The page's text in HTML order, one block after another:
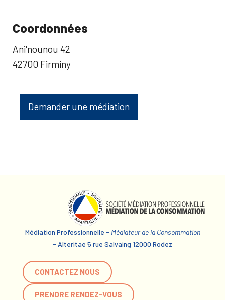
Coordonnées
Ani'nounou 42
42700 Firminy
Demander une médiation
Médiation Professionnelle - Médiateur de la Consommation
- Alteritae 5 rue Salvaing 12000 Rodez
CONTACTEZ NOUS
PRENDRE RENDEZ-VOUS